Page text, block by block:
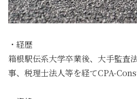
・経歴
箱根駅伝系大学卒業後、大手監査
事、税理士法人等を経てCPA-